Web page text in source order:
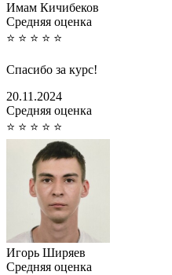
Имам Кичибеков
Cредняя оценка
⭐ ⭐ ⭐ ⭐ ⭐
Спасибо за курс!
20.11.2024
Cредняя оценка
⭐ ⭐ ⭐ ⭐ ⭐
Игорь Ширяев
Cредняя оценка